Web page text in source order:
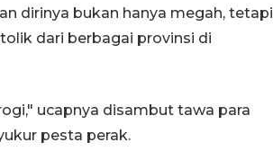
dirinya bukan hanya megah, tetapi
dari berbagai provinsi di
ucapnya disambut tawa para
pesta perak.